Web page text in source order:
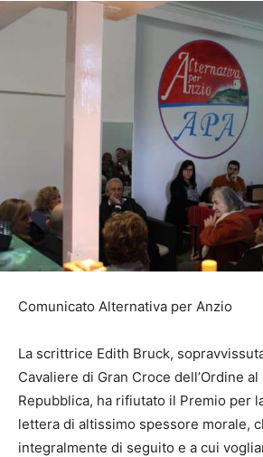
Comunicato Alternativa per Anzio
La scrittrice Edith Bruck,
Cavaliere di Gran Croce dell’Ordine
Repubblica, ha rifiutato il Premio per
lettera di altissimo spessore morale,
integralmente di seguito e a cui